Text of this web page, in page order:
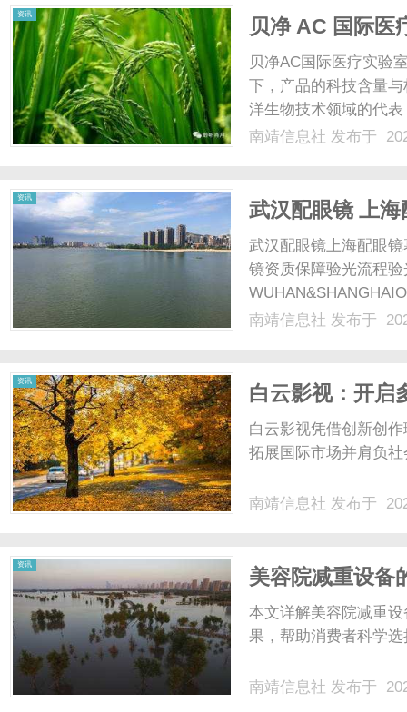
资讯
贝净 AC 国际医
贝净AC国际医疗实验
下，产品的科技含量
洋生物技术领域的代
公司）旗下的AC国际
南靖信息社 发布于
资讯
武汉配眼镜 上海
武汉配眼镜上海配眼
镜资质保障验光流程
配镜的写字楼眼镜店
南靖信息社 发布于
资讯
白云影视：开启
白云影视凭借创新创
拓展国际市场并肩负
南靖信息社 发布于
资讯
美容院减重设备
本文详解美容院减重
果，帮助消费者科学
南靖信息社 发布于